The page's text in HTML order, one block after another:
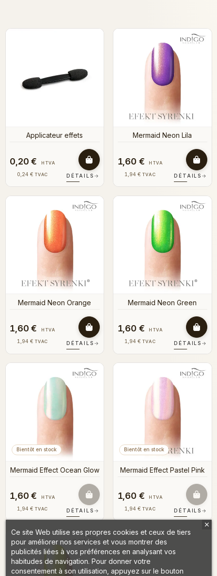
Applicateur effets
0,20 € HTVA
0,24 € TVAC DÉTAILS →
Mermaid Neon Lila
1,60 € HTVA
1,94 € TVAC DÉTAILS →
Mermaid Neon Orange
1,60 € HTVA
1,94 € TVAC DÉTAILS →
Mermaid Neon Green
1,60 € HTVA
1,94 € TVAC DÉTAILS →
Bientôt en stock
Mermaid Effect Ocean Glow
1,60 € HTVA
1,94 € TVAC DÉTAILS →
Bientôt en stock
Mermaid Effect Pastel Pink
1,60 € HTVA
1,94 € TVAC DÉTAILS →
Ce site Web utilise ses propres cookies et ceux de tiers
pour améliorer nos services et vous montrer des
publicités liées à vos préférences en analysant vos
habitudes de navigation. Pour donner votre
consentement à son utilisation, appuyez sur le bouton